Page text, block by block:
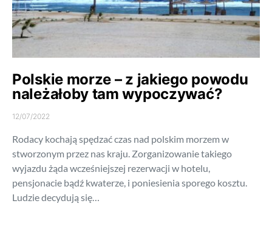
Polskie morze – z jakiego powodu
należałoby tam wypoczywać?
12/07/2022
Rodacy kochają spędzać czas nad polskim morzem w
stworzonym przez nas kraju. Zorganizowanie takiego
wyjazdu żąda wcześniejszej rezerwacji w hotelu,
pensjonacie bądź kwaterze, i poniesienia sporego kosztu.
Ludzie decydują się…